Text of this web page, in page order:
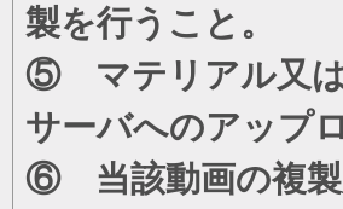
製を行うこと。
⑤ マテリアル又は
サーバへのアップ
⑥ 当該動画の複製